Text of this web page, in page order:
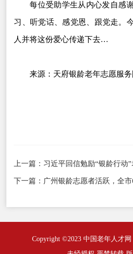
每位受助学生从内心发自感
习、听党话、感党恩、跟党走。
人并将这份爱心传递下去…
来源：天府银龄老年志愿服务
上一篇： 习近平回信勉励“银龄行动”老年志愿者代表 既要老有所养老有所乐
下一篇： 广州银龄志愿者活跃，全市
Copyright ©2023 中国老年人才网